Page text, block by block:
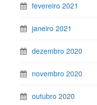
fevereiro 2021
janeiro 2021
dezembro 2020
novembro 2020
outubro 2020